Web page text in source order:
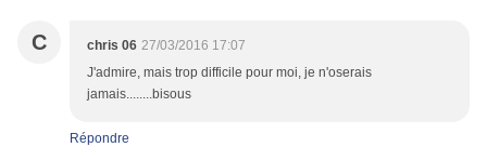
C chris 06 27/03/2016 17:07
J'admire, mais trop difficile pour moi, je n'oserais
jamais........bisous
Répondre